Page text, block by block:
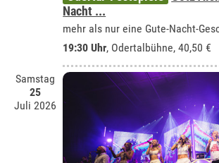
Nacht ...
mehr als nur eine Gute-Nacht-
19:30 Uhr, Odertalbühne, 40,50 €
Samstag
25
Juli 2026